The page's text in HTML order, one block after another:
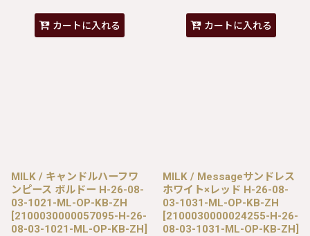
カートに入れる カートに入れる
MILK / キャンドルハーフワ
ンピース ボルドー H-26-08-
03-1021-ML-OP-KB-ZH
[2100030000057095-H-26-
08-03-1021-ML-OP-KB-ZH]
MILK / Messageサンドレス
ホワイト×レッド H-26-08-
03-1031-ML-OP-KB-ZH
[2100030000024255-H-26-
08-03-1031-ML-OP-KB-ZH]